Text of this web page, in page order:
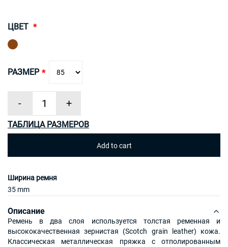
ЦВЕТ
РАЗМЕР
- +
ТАБЛИЦА РАЗМЕРОВ
Ширина ремня
35 mm
Описание
Ремень в два слоя используется толстая ременная и
высококачественная зернистая (Scotch grain leather) кожа.
Классическая металлическая пряжка с отполированным